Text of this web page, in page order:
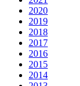
2020
2019
2018
2017
2016
2015
2014